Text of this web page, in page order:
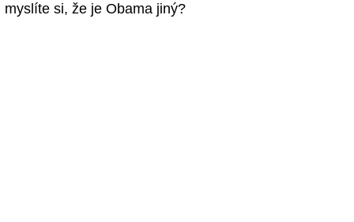
myslíte si, že je Obama jiný?